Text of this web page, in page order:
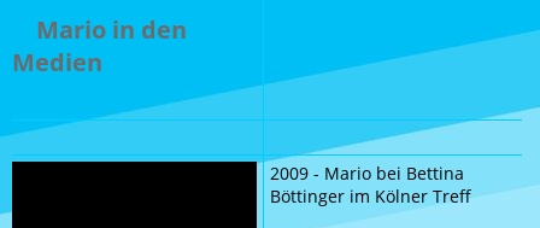
Mario in den
Medien
2009 - Mario bei Bettina
Böttinger im Kölner Treff